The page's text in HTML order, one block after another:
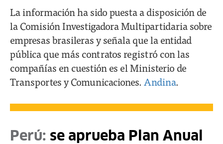
La información ha sido puesta a disposición de
la Comisión Investigadora Multipartidaria sobre
empresas brasileras y señala que la entidad
pública que más contratos registró con las
compañías en cuestión es el Ministerio de
Transportes y Comunicaciones. Andina.
Perú: se aprueba Plan Anual